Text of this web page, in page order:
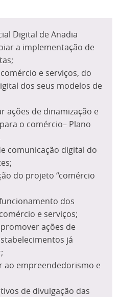
Digital de Anadia
a implementação de
e serviços, do
dos seus modelos de
ações de dinamização e
o comércio– Plano
comunicação digital do
do projeto “comércio
dos
e serviços;
ações de
já
ao empreendedorismo e
de divulgação das